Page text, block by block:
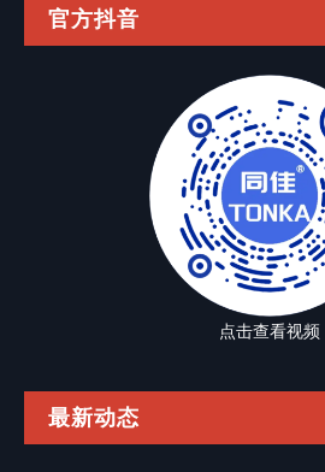
官方抖音
点击查看视频
最新动态